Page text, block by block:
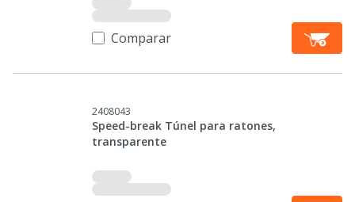
Comparar
2408043
Speed-break Túnel para ratones,
transparente